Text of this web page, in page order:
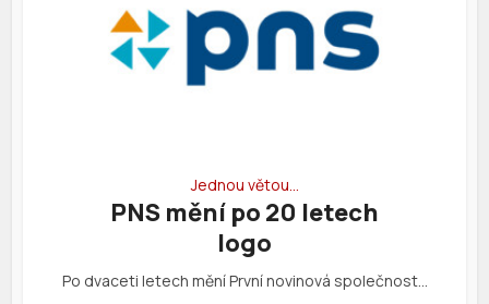
Jednou větou…
PNS mění po 20 letech
logo
Po dvaceti letech mění První novinová společnost…